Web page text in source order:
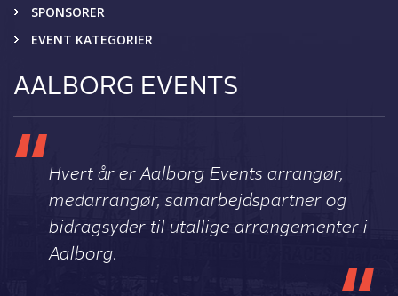
SPONSORER
EVENT KATEGORIER
AALBORG EVENTS
Hvert år er Aalborg Events arrangør,
medarrangør, samarbejdspartner og
bidragsyder til utallige arrangementer i
Aalborg.